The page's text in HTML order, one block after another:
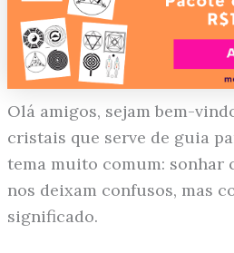
Olá amigos, sejam bem-
cristais que serve de guia
tema muito comum: sonhar
nos deixam confusos, mas
significado.